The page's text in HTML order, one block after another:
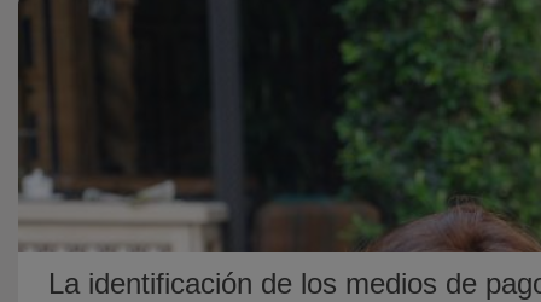
La identificación de los medios de